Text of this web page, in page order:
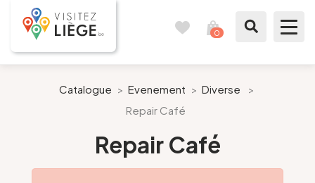
0
Bereid mijn verblijf voor
Catalogue > Evenement > Diverse
>
Repair Café
Repair Café